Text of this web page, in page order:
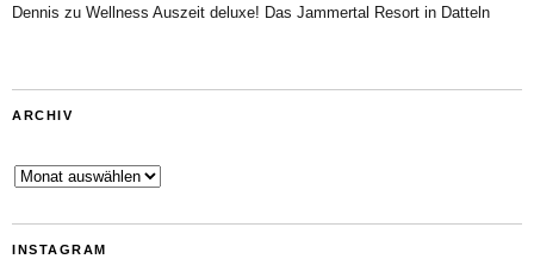
Dennis zu Wellness Auszeit deluxe! Das Jammertal Resort in Datteln
ARCHIV
Archiv
INSTAGRAM